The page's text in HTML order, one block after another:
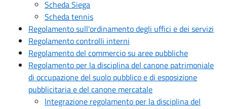
Scheda Siega
Scheda tennis
Regolamento sull'ordinamento degli uffici e dei servizi
Regolamento controlli interni
Regolamento del commercio su aree pubbliche
Regolamento per la disciplina del canone patrimoniale
di occupazione del suolo pubblico e di esposizione
pubblicitaria e del canone mercatale
Integrazione regolamento per la disciplina del